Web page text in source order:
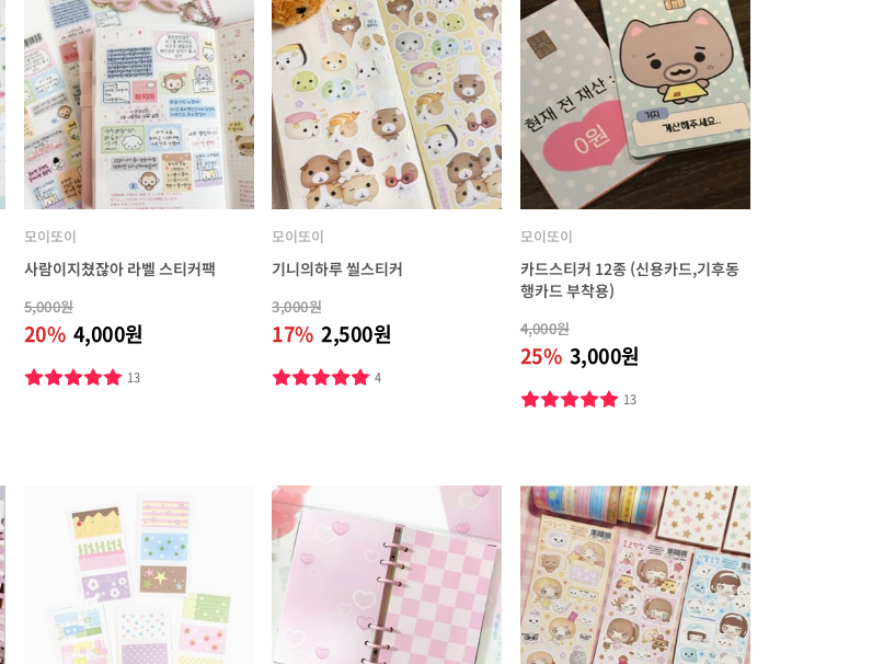
모이또이
사람이지쳤잖아 라벨 스티커팩
5,000원
20% 4,000원
13
모이또이
기니의하루 씰스티커
3,000원
17% 2,500원
4
모이또이
카드스티커 12종 (신용카드,기후동
행카드 부착용)
4,000원
25% 3,000원
13